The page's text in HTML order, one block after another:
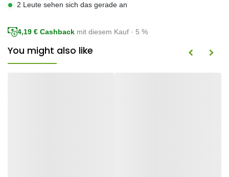
2 Leute sehen sich das gerade an
4,19 € Cashback mit diesem Kauf · 5 %
You might also like